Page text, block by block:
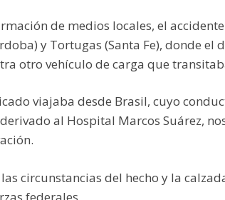
de medios locales, el
y Tortugas (Santa Fe), donde
otro vehículo de carga que
viajaba desde Brasil, cuyo
al Hospital Marcos Suárez,
circunstancias del hecho y la
federales.